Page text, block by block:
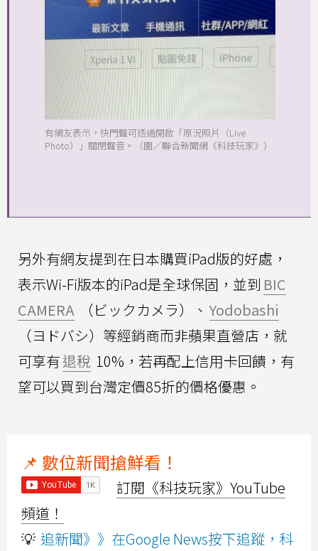
有網友表示，快門聲可透過開啟「原況照片（Live
Photo）」關閉聲音。（圖／聯合新聞網《科技玩家》）
另外有網友提到在日本購買iPad版的好處，
表示Wi-Fi版本的iPad是全球保固，並到 BIC
CAMERA
（ビックカメラ）、 Yodobashi
（ヨドバシ）等經銷商而非蘋果直營店，就
可享有退稅 10%，若再配上信用卡回饋，有
望可以買到台灣定價85折的價格優惠。
📌 數位新聞搶鮮看！
訂閱《科技玩家》YouTube
頻道！
💡 追新聞》》在Google News按下追蹤，科